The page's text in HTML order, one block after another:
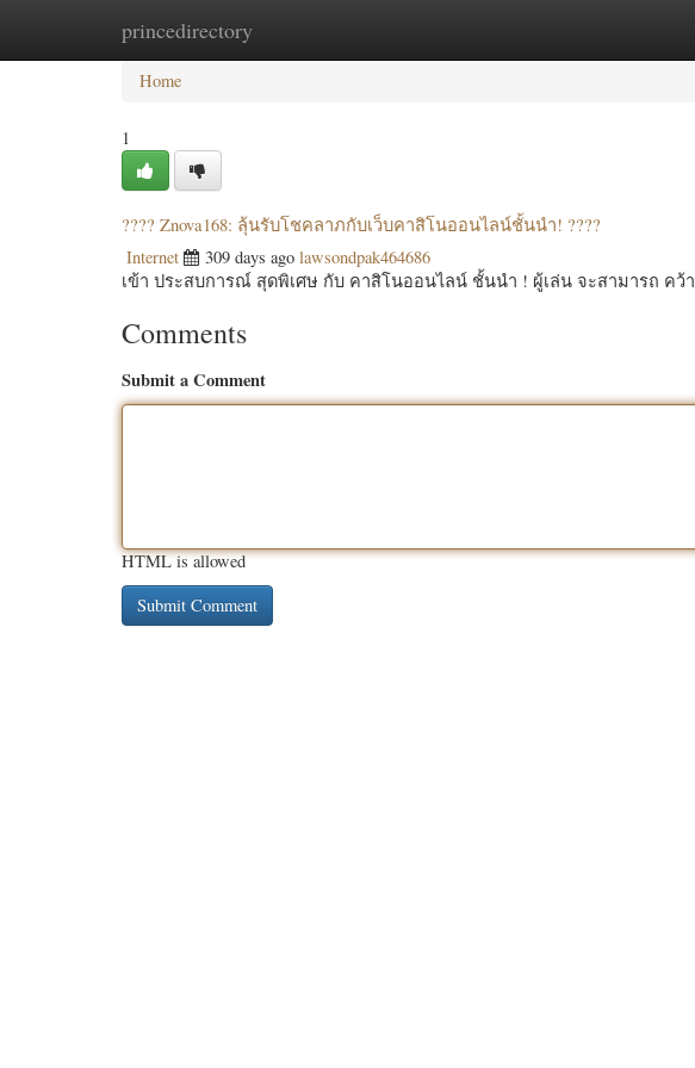
princedirectory
Home New Site Listings
Home
1
???? Znova168: ลุ้นรับโชคลาภกับเว็บคาสิโนออนไลน์ชั้นนำ! ????
Internet 309 days ago lawsondpak464686
เข้า ประสบการณ์ สุดพิเศษ กับ คาสิโนออนไลน์ ชั้นนำ ! ผู้เล่น จะสามารถ คว้า
Comments
Submit a Comment
HTML is allowed